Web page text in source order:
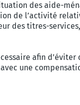
des aide-
de l’activité
des titres-
afin d’éviter
une